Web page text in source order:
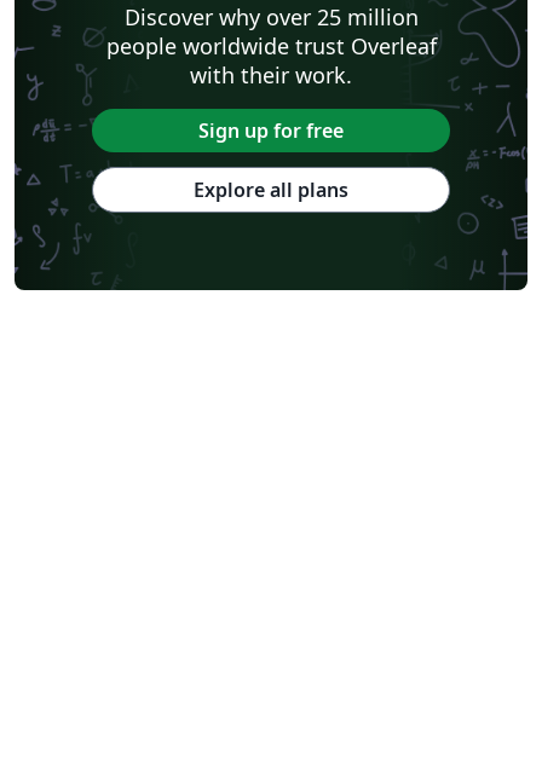
Discover why over 25 million
people worldwide trust Overleaf
with their work.
Sign up for free
Explore all plans